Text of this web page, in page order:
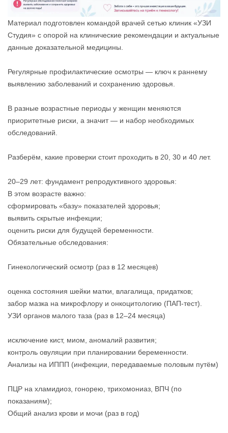
Материал подготовлен командой врачей сетью клиник «УЗИ
Студия» с опорой на клинические рекомендации и актуальные
данные доказательной медицины.
Регулярные профилактические осмотры — ключ к раннему
выявлению заболеваний и сохранению здоровья.
В разные возрастные периоды у женщин меняются
приоритетные риски, а значит — и набор необходимых
обследований.
Разберём, какие проверки стоит проходить в 20, 30 и 40 лет.
20–29 лет: фундамент репродуктивного здоровья:
В этом возрасте важно:
сформировать «базу» показателей здоровья;
выявить скрытые инфекции;
оценить риски для будущей беременности.
Обязательные обследования:
Гинекологический осмотр (раз в 12 месяцев)
оценка состояния шейки матки, влагалища, придатков;
забор мазка на микрофлору и онкоцитологию (ПАП‑тест).
УЗИ органов малого таза (раз в 12–24 месяца)
исключение кист, миом, аномалий развития;
контроль овуляции при планировании беременности.
Анализы на ИППП (инфекции, передаваемые половым путём)
ПЦР на хламидиоз, гонорею, трихомониаз, ВПЧ (по
показаниям);
Общий анализ крови и мочи (раз в год)